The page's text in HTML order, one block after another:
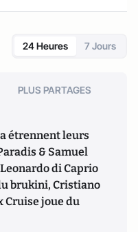
24 Heures 7 Jours
PLUS PARTAGES
étrennent leurs
& Samuel
di Caprio
brukini, Cristiano
Cruise joue du